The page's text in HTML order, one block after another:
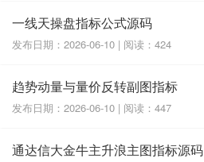
一线天操盘指标公式源码
发布日期：2026-06-10 | 阅读：424
趋势动量与量价反转副图指标
发布日期：2026-06-10 | 阅读：447
通达信大金牛主升浪主图指标源码